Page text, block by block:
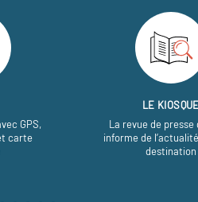
GPS,
carte
LE
La revue de presse
informe de
destination